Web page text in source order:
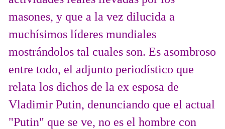
masones, y que a la vez dilucida a
muchísimos líderes mundiales
mostrándolos tal cuales son. Es asombroso
entre todo, el adjunto periodístico que
relata los dichos de la ex esposa de
Vladimir Putin, denunciando que el actual
"Putin" que se ve, no es el hombre con